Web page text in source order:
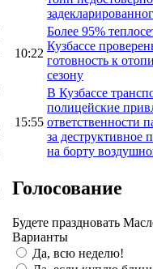
10:22
Более 95%
Кузбассе
готовность к
сезону
15:55
В Кузбассе
полицейские
ответственности
за деструктивное
на борту
Голосование
Будете праздновать
Варианты
Да, всю неделю!